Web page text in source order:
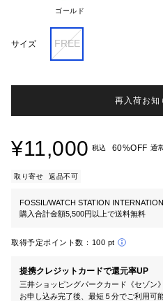
ゴールド
サイズ FREE
再入荷お知
¥11,000 税込 60%OFF 通
取り寄せ 返品不可
FOSSIL/WATCH STATION
購入合計金額5,500円以上で送料無料
取得予定ポイント数： 100 pt
提携クレジットカードで還元率UP
三井ショッピングパークカード《セゾン
お申し込み完了後、最短５分でご利用可能